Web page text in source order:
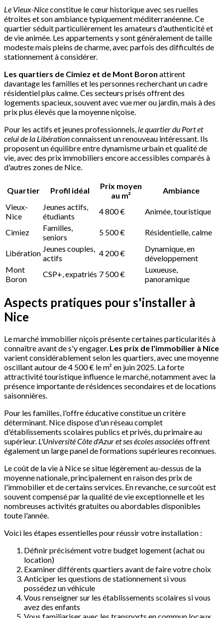
Le Vieux-Niceconstitue le cœur historique avec ses ruelles
étroites et son ambiance typiquement méditerranéenne. Ce
quartier séduit particulièrement les amateurs d'authenticité et
de vie animée. Les appartements y sont généralement de taille
modeste mais pleins de charme, avec parfois des difficultés de
stationnement à considérer.
Les quartiers de Cimiez et de Mont Boron attirent
davantage les familles et les personnes recherchant un cadre
résidentiel plus calme. Ces secteurs prisés offrent des
logements spacieux, souvent avec vue mer ou jardin, mais à des
prix plus élevés que la moyenne niçoise.
Pour les actifs et jeunes professionnels,le quartier du Port et
celui de la Libérationconnaissent un renouveau intéressant. Ils
proposent un équilibre entre dynamisme urbain et qualité de
vie, avec des prix immobiliers encore accessibles comparés à
d'autres zones de Nice.
Quartier Profil idéal
Prix moyen
au m²
Ambiance
Vieux-
Nice
Jeunes actifs,
étudiants
4 800 € Animée, touristique
Cimiez
Familles,
seniors
5 500 € Résidentielle, calme
Libération Jeunes couples,
actifs
4 200 €
Dynamique, en
développement
Mont
Boron
CSP+, expatriés 7 500 €
Luxueuse,
panoramique
Aspects pratiques pour s'installer à
Nice
Le marché immobilier niçois présente certaines particularités à
connaître avant de s'y engager. Les prix de l'immobilier à Nice
varient considérablement selon les quartiers, avec une moyenne
oscillant autour de 4 500 € le m² en juin 2025. La forte
attractivité touristique influence le marché, notamment avec la
présence importante de résidences secondaires et de locations
saisonnières.
Pour les familles, l'offre éducative constitue un critère
déterminant. Nice dispose d'un réseau complet
d'établissements scolaires publics et privés, du primaire au
supérieur. L'Université Côte d'Azur et ses écoles associéesoffrent
également un large panel de formations supérieures reconnues.
Le coût de la vie à Nice se situe légèrement au-dessus de la
moyenne nationale, principalement en raison des prix de
l'immobilier et de certains services. En revanche, ce surcoût est
souvent compensé par la qualité de vie exceptionnelle et les
nombreuses activités gratuites ou abordables disponibles
toute l'année.
Voici les étapes essentielles pour réussir votre installation :
Définir précisément votre budget logement (achat ou
location)
Examiner différents quartiers avant de faire votre choix
Anticiper les questions de stationnement si vous
possédez un véhicule
Vous renseigner sur les établissements scolaires si vous
avez des enfants